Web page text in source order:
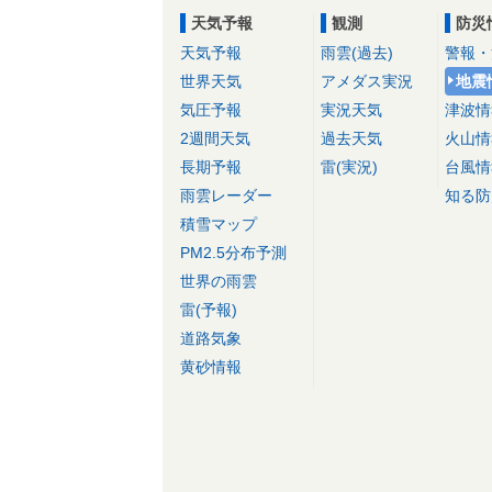
天気予報
天気予報
世界天気
気圧予報
2週間天気
長期予報
雨雲レーダー
積雪マップ
PM2.5分布予測
世界の雨雲
雷(予報)
道路気象
黄砂情報
観測
雨雲(過去)
アメダス実況
実況天気
過去天気
雷(実況)
防災
警報
地震
津波
火山
台風
知る